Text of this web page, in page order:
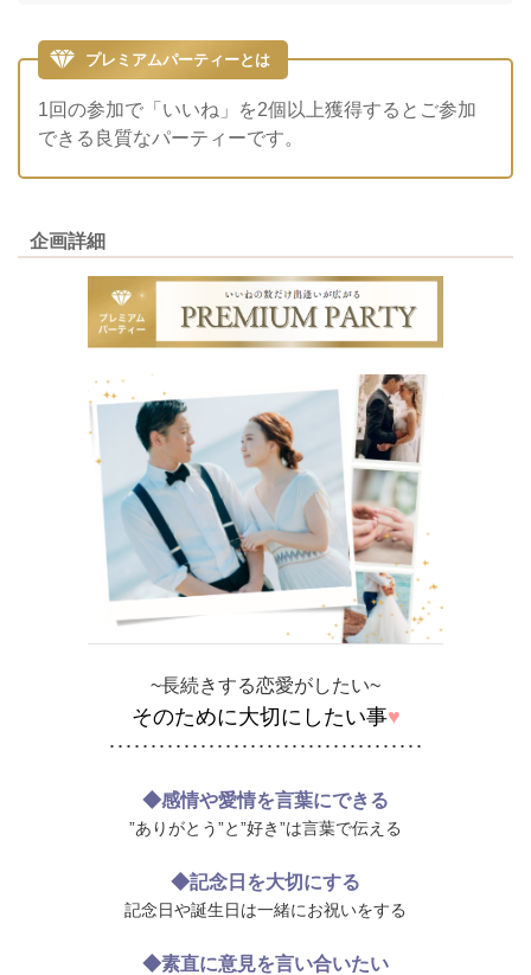
プレミアムパーティーとは
1回の参加で「いいね」を2個以上獲得するとご参加
できる良質なパーティーです。
企画詳細
~長続きする恋愛がしたい~
そのために大切にしたい事♥
･･････････････････････････････････････
◆感情や愛情を言葉にできる
”ありがとう”と”好き”は言葉で伝える
◆記念日を大切にする
記念日や誕生日は一緒にお祝いをする
◆素直に意見を言い合いたい